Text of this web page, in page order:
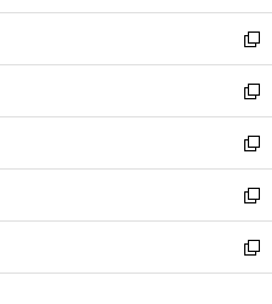
開
く
ウ
で
開
く
ン
ド
ウ
で
開
く
ウ
ィ
ン
ド
ウ
で
開
く
新
し
い
ウ
ィ
ン
ド
ウ
で
開
新
し
い
ウ
ィ
ン
ド
ウ
新
し
い
ウ
ィ
ン
新
し
い
ウ
新
し